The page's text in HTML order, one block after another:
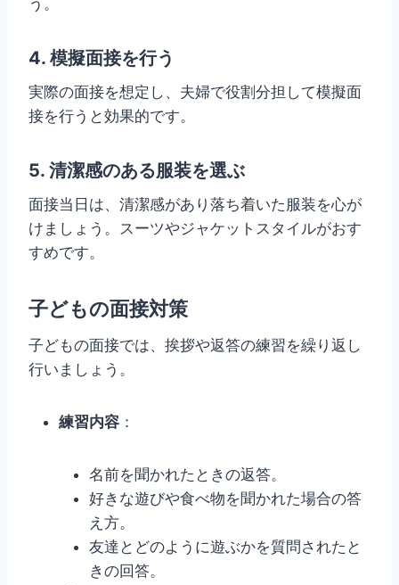
う。
4. 模擬面接を行う
実際の面接を想定し、夫婦で役割分担して模擬面
接を行うと効果的です。
5. 清潔感のある服装を選ぶ
面接当日は、清潔感があり落ち着いた服装を心が
けましょう。スーツやジャケットスタイルがおす
すめです。
子どもの面接対策
子どもの面接では、挨拶や返答の練習を繰り返し
行いましょう。
練習内容 ：
名前を聞かれたときの返答。
好きな遊びや食べ物を聞かれた場合の答
え方。
友達とどのように遊ぶかを質問されたと
きの回答。